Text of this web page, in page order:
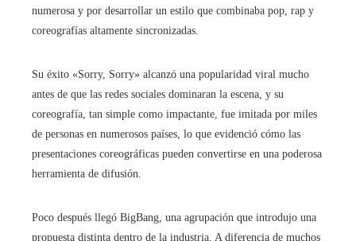
numerosa y por desarrollar un estilo que combinaba pop, rap y
coreografías altamente sincronizadas.
Su éxito «Sorry, Sorry» alcanzó una popularidad viral mucho
antes de que las redes sociales dominaran la escena, y su
coreografía, tan simple como impactante, fue imitada por miles
de personas en numerosos países, lo que evidenció cómo las
presentaciones coreográficas pueden convertirse en una poderosa
herramienta de difusión.
Poco después llegó BigBang, una agrupación que introdujo una
propuesta distinta dentro de la industria. A diferencia de muchos